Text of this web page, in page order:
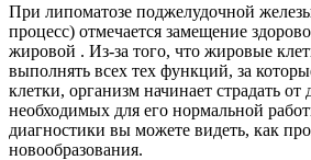
При липоматозе поджелудочной
процесс) отмечается замещение
жировой . Из-за того, что жировые
выполнять всех тех функций, за
клетки, организм начинает страдать
необходимых для его нормальной
диагностики вы можете видеть, как
новообразования.